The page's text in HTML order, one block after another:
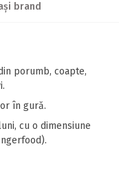
brand
porumb, coapte,
în gură.
cu o dimensiune